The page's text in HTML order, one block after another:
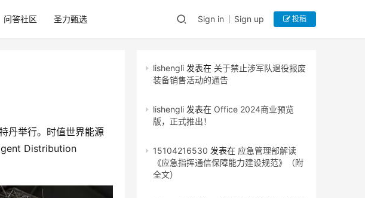
问答社区 圣力甄选 Sign in Sign up 投稿
丹举行。时值世界能源
Distribution
lishengli 发表在 关于禁止涉军队退役报废
装备销售活动的通告
lishengli 发表在 Office 2024商业预览
版，正式推出！
15104216530 发表在 应急管理部解读
《应急指挥通信保障能力建设规范》（附
全文）